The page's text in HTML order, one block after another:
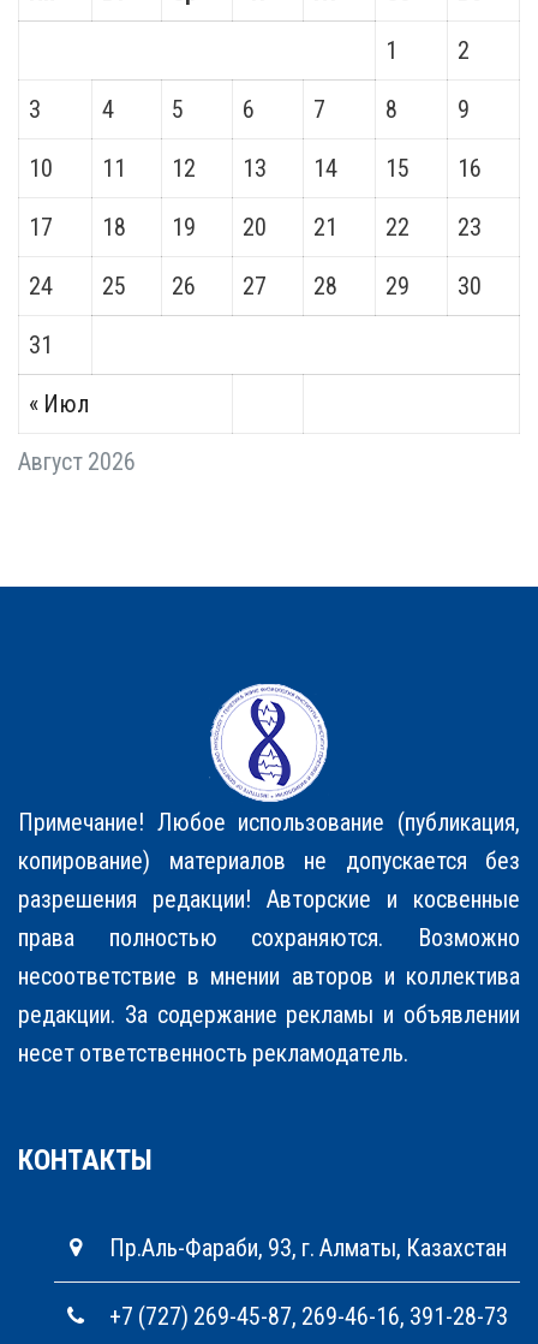
Август 2026
« Июл
1 2
3 4 5 6 7 8 9
10 11 12 13 14 15 16
17 18 19 20 21 22 23
24 25 26 27 28 29 30
31
Примечание! Любое использование (публикация,
копирование) материалов не допускается без
разрешения редакции! Авторские и косвенные
права полностью соxраняются. Возможно
несоответствие в мнении авторов и коллектива
редакции. За содержание рекламы и объявлении
несет ответственность рекламодатель.
КОНТАКТЫ
Пр.Аль-Фараби, 93, г. Алматы, Казахстан
+7 (727) 269-45-87, 269-46-16, 391-28-73